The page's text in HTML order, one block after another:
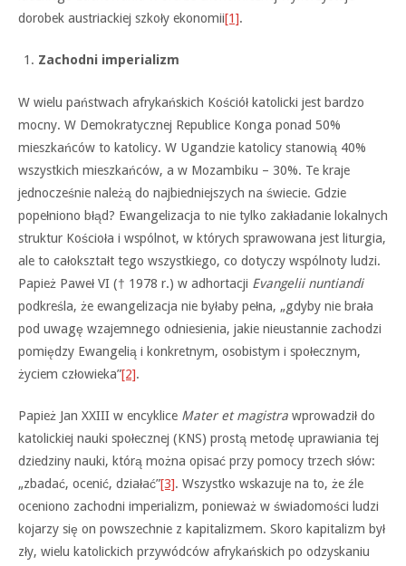
dorobek austriackiej szkoły ekonomii[1].
Zachodni imperializm
W wielu państwach afrykańskich Kościół katolicki jest bardzo
mocny. W Demokratycznej Republice Konga ponad 50%
mieszkańców to katolicy. W Ugandzie katolicy stanowią 40%
wszystkich mieszkańców, a w Mozambiku – 30%. Te kraje
jednocześnie należą do najbiedniejszych na świecie. Gdzie
popełniono błąd? Ewangelizacja to nie tylko zakładanie lokalnych
struktur Kościoła i wspólnot, w których sprawowana jest liturgia,
ale to całokształt tego wszystkiego, co dotyczy wspólnoty ludzi.
Papież Paweł VI († 1978 r.) w adhortacji Evangelii nuntiandi
podkreśla, że ewangelizacja nie byłaby pełna, „gdyby nie brała
pod uwagę wzajemnego odniesienia, jakie nieustannie zachodzi
pomiędzy Ewangelią i konkretnym, osobistym i społecznym,
życiem człowieka”[2].
Papież Jan XXIII w encyklice Mater et magistra wprowadził do
katolickiej nauki społecznej (KNS) prostą metodę uprawiania tej
dziedziny nauki, którą można opisać przy pomocy trzech słów:
„zbadać, ocenić, działać”[3]. Wszystko wskazuje na to, że źle
oceniono zachodni imperializm, ponieważ w świadomości ludzi
kojarzy się on powszechnie z kapitalizmem. Skoro kapitalizm był
zły, wielu katolickich przywódców afrykańskich po odzyskaniu